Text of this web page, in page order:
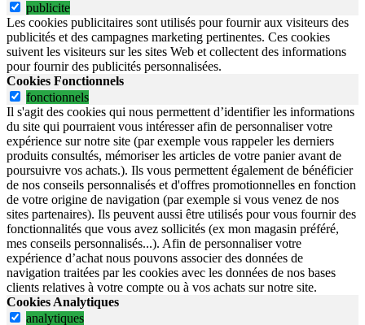
publicite
Les cookies publicitaires sont utilisés pour fournir aux visiteurs des
publicités et des campagnes marketing pertinentes. Ces cookies
suivent les visiteurs sur les sites Web et collectent des informations
pour fournir des publicités personnalisées.
Cookies Fonctionnels
fonctionnels
Il s'agit des cookies qui nous permettent d’identifier les informations
du site qui pourraient vous intéresser afin de personnaliser votre
expérience sur notre site (par exemple vous rappeler les derniers
produits consultés, mémoriser les articles de votre panier avant de
poursuivre vos achats.). Ils vous permettent également de bénéficier
de nos conseils personnalisés et d'offres promotionnelles en fonction
de votre origine de navigation (par exemple si vous venez de nos
sites partenaires). Ils peuvent aussi être utilisés pour vous fournir des
fonctionnalités que vous avez sollicités (ex mon magasin préféré,
mes conseils personnalisés...). Afin de personnaliser votre
expérience d’achat nous pouvons associer des données de
navigation traitées par les cookies avec les données de nos bases
clients relatives à votre compte ou à vos achats sur notre site.
Cookies Analytiques
analytiques